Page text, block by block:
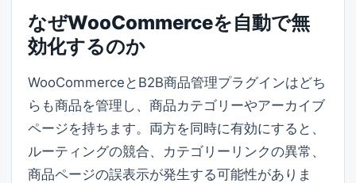
なぜWooCommerceを自動で無
効化するのか
WooCommerceとB2B商品管理プラグインはどち
らも商品を管理し、商品カテゴリーやアーカイブ
ページを持ちます。両方を同時に有効にすると、
ルーティングの競合、カテゴリーリンクの異常、
商品ページの誤表示が発生する可能性がありま